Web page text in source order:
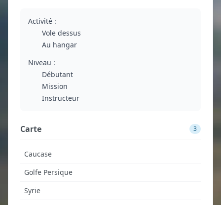
Activité :
Vole dessus
Au hangar
Niveau :
Débutant
Mission
Instructeur
Carte 3
Caucase
Golfe Persique
Syrie